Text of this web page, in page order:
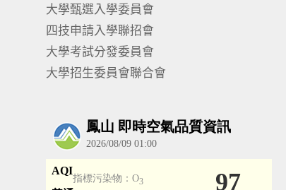
大學甄選入學委員會
四技申請入學聯招會
大學考試分發委員會
大學招生委員會聯合會